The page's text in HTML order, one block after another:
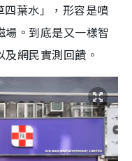
葉水」，形容是噴
。到底是又一樣智
網民實測回饋。